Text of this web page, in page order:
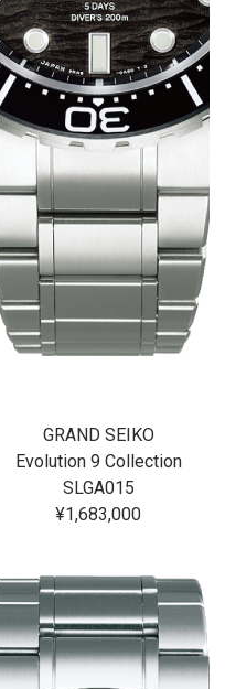
GRAND SEIKO
Evolution 9 Collection
SLGA015
¥1,683,000